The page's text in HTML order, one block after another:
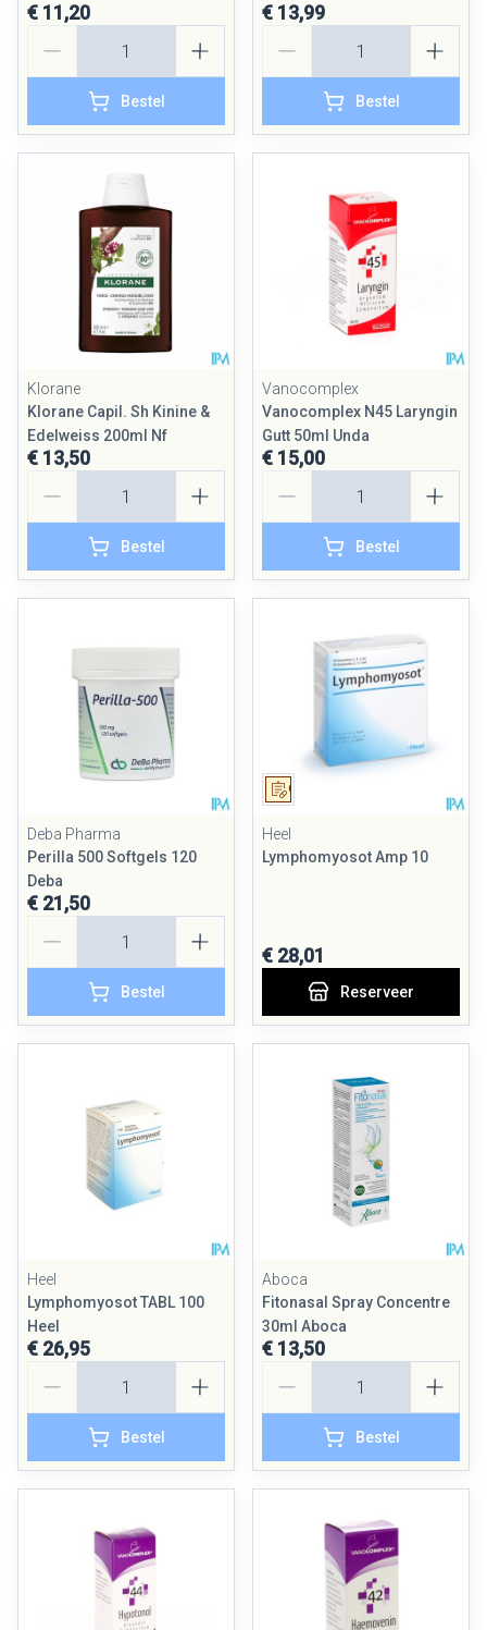
€ 11,20
Bestel
€ 13,99
Bestel
Klorane
Klorane Capil. Sh Kinine &
Edelweiss 200ml Nf
€ 13,50
Bestel
Vanocomplex
Vanocomplex N45 Laryngin
Gutt 50ml Unda
€ 15,00
Bestel
Deba Pharma
Perilla 500 Softgels 120
Deba
€ 21,50
Bestel
Op voorschrift
Heel
Lymphomyosot Amp 10
€ 28,01
Reserveer
Heel
Lymphomyosot TABL 100
Heel
€ 26,95
Bestel
Aboca
Fitonasal Spray Concentre
30ml Aboca
€ 13,50
Bestel